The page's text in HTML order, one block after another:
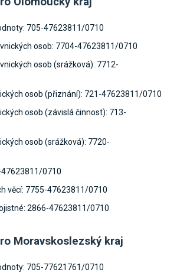
705-47623811/0710
osob: 7704-47623811/0710
osob (srážková): 7712-
osob (přiznání): 721-47623811/0710
osob (závislá činnost): 713-
osob (srážková): 7720-
0710
věcí: 7755-47623811/0710
2866-47623811/0710
Moravskoslezský kraj
705-77621761/0710